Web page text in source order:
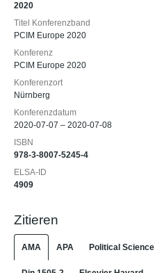
2020
Titel Konferenzband
PCIM Europe 2020
Konferenz
PCIM Europe 2020
Konferenzort
Nürnberg
Konferenzdatum
2020-07-07 – 2020-07-08
ISBN
978-3-8007-5245-4
ELSA-ID
4909
Zitieren
AMA APA Political Science